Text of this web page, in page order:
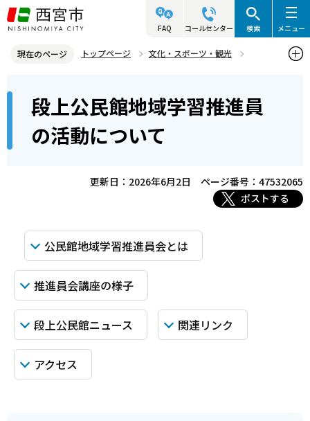
こ
の
ジ
頭
FAQ コールセンター 検索 メニュー
現在のページ トップページ
文化・スポーツ・観光
段上公民館地域学習推進員の活動について
段上公民館地域学習推進員
の活動について
更新日：2026年6月2日
ページ番号：47532065
ポストする
公民館地域学習推進員会とは
推進員会講座の様子
段上公民館ニュース 関連リンク
アクセス